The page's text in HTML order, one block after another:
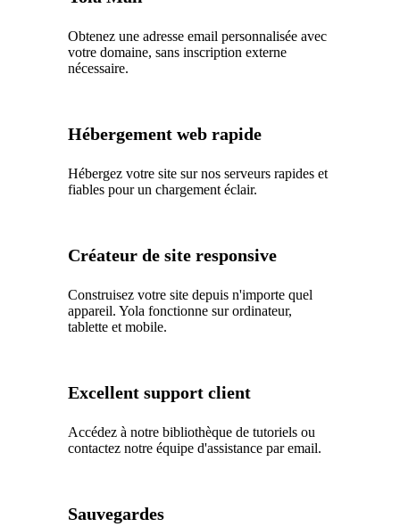
Obtenez une adresse email personnalisée avec
votre domaine, sans inscription externe
nécessaire.
Hébergement web rapide
Hébergez votre site sur nos serveurs rapides et
fiables pour un chargement éclair.
Créateur de site responsive
Construisez votre site depuis n'importe quel
appareil. Yola fonctionne sur ordinateur,
tablette et mobile.
Excellent support client
Accédez à notre bibliothèque de tutoriels ou
contactez notre équipe d'assistance par email.
Sauvegardes